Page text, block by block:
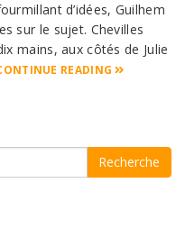
d’idées, Guilhem
sur le sujet. Chevilles
mains, aux côtés de Julie
READING